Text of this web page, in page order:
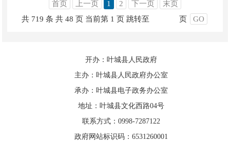
首页 上一页 1 2 下一页
末页
共 719 条 共 48 页 当前第 1 页 跳转至 页 GO
开办：叶城县人民政府
主办：叶城县人民政府办公室
承办：叶城县电子政务办公室
地址：叶城县文化西路04号
联系方式：0998-7287122
政府网站标识码：6531260001